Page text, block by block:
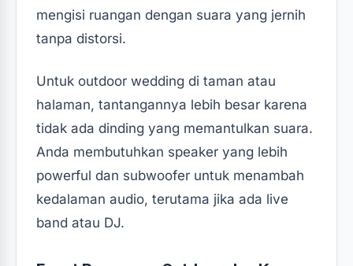
mengisi ruangan dengan suara yang jernih
tanpa distorsi.
Untuk outdoor wedding di taman atau
halaman, tantangannya lebih besar karena
tidak ada dinding yang memantulkan suara.
Anda membutuhkan speaker yang lebih
powerful dan subwoofer untuk menambah
kedalaman audio, terutama jika ada live
band atau DJ.